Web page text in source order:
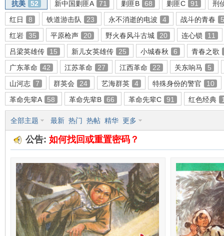
画
抗美
52 新中国剿匪A 71 剿匪B 68 剿匪C 91
刑
红日
8 铁道游击队 23 永不消逝的电波 4 战斗的青春
5
红岩
35 平原枪声 20 野火春风斗古城 20 连心锁
11
吕梁英雄传
15 新儿女英雄传 25 小城春秋 6
青春之歌
广东革命
42 江苏革命 27 江西革命 22 关东响马
5
山河志
7 群英会 24 艺海群英 4 特殊身份的警官
10
革命先辈A
58 革命先辈B 66 革命先辈C 91 红色经典
全部主题 最新 热门 热帖 精华 更多
公告: 如何找回或重置密码？